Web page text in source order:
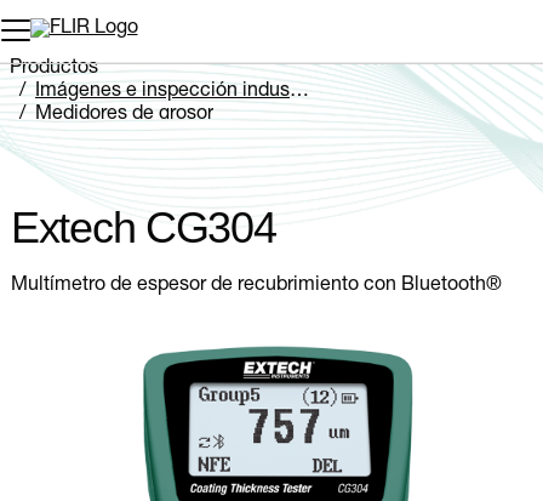
Productos
Imágenes e inspección industriales
Medidores de grosor
Extech CG304
Extech CG304
Multímetro de espesor de recubrimiento con Bluetooth®